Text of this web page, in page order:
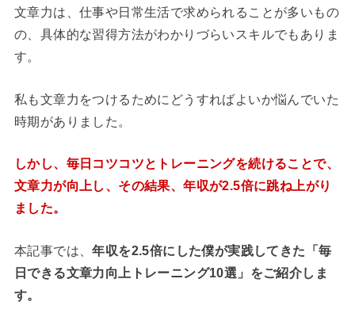
文章力は、仕事や日常生活で求められることが多いもの
の、具体的な習得方法がわかりづらいスキルでもありま
す。
私も文章力をつけるためにどうすればよいか悩んでいた
時期がありました。
しかし、毎日コツコツとトレーニングを続けることで、
文章力が向上し、 その結果、年収が2.5倍に跳ね上がり
ました。
本記事では、年収を2.5倍にした僕が実践してきた「毎
日できる文章力向上トレーニング10選」をご紹介しま
す。